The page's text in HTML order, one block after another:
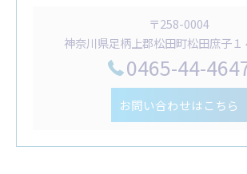
〒258-0004
神奈川県足柄上郡松田町松田庶子１
0465-44-
お問い合わせはこちら